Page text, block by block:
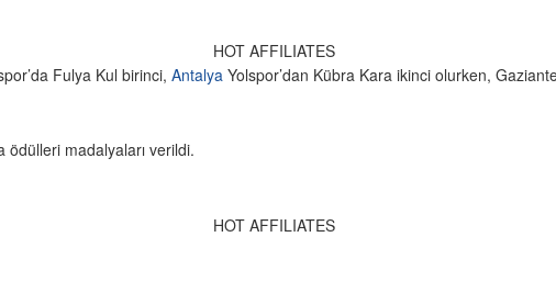
HOT AFFILIATES
Fulya Kul birinci, Antalya Yolspor’dan Kübra Kara ikinci olurken,
madalyaları verildi.
HOT AFFILIATES